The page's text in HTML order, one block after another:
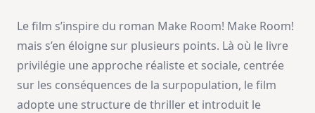
Le film s’inspire du roman Make Room! Make Room!
mais s’en éloigne sur plusieurs points. Là où le livre
privilégie une approche réaliste et sociale, centrée
sur les conséquences de la surpopulation, le film
adopte une structure de thriller et introduit le